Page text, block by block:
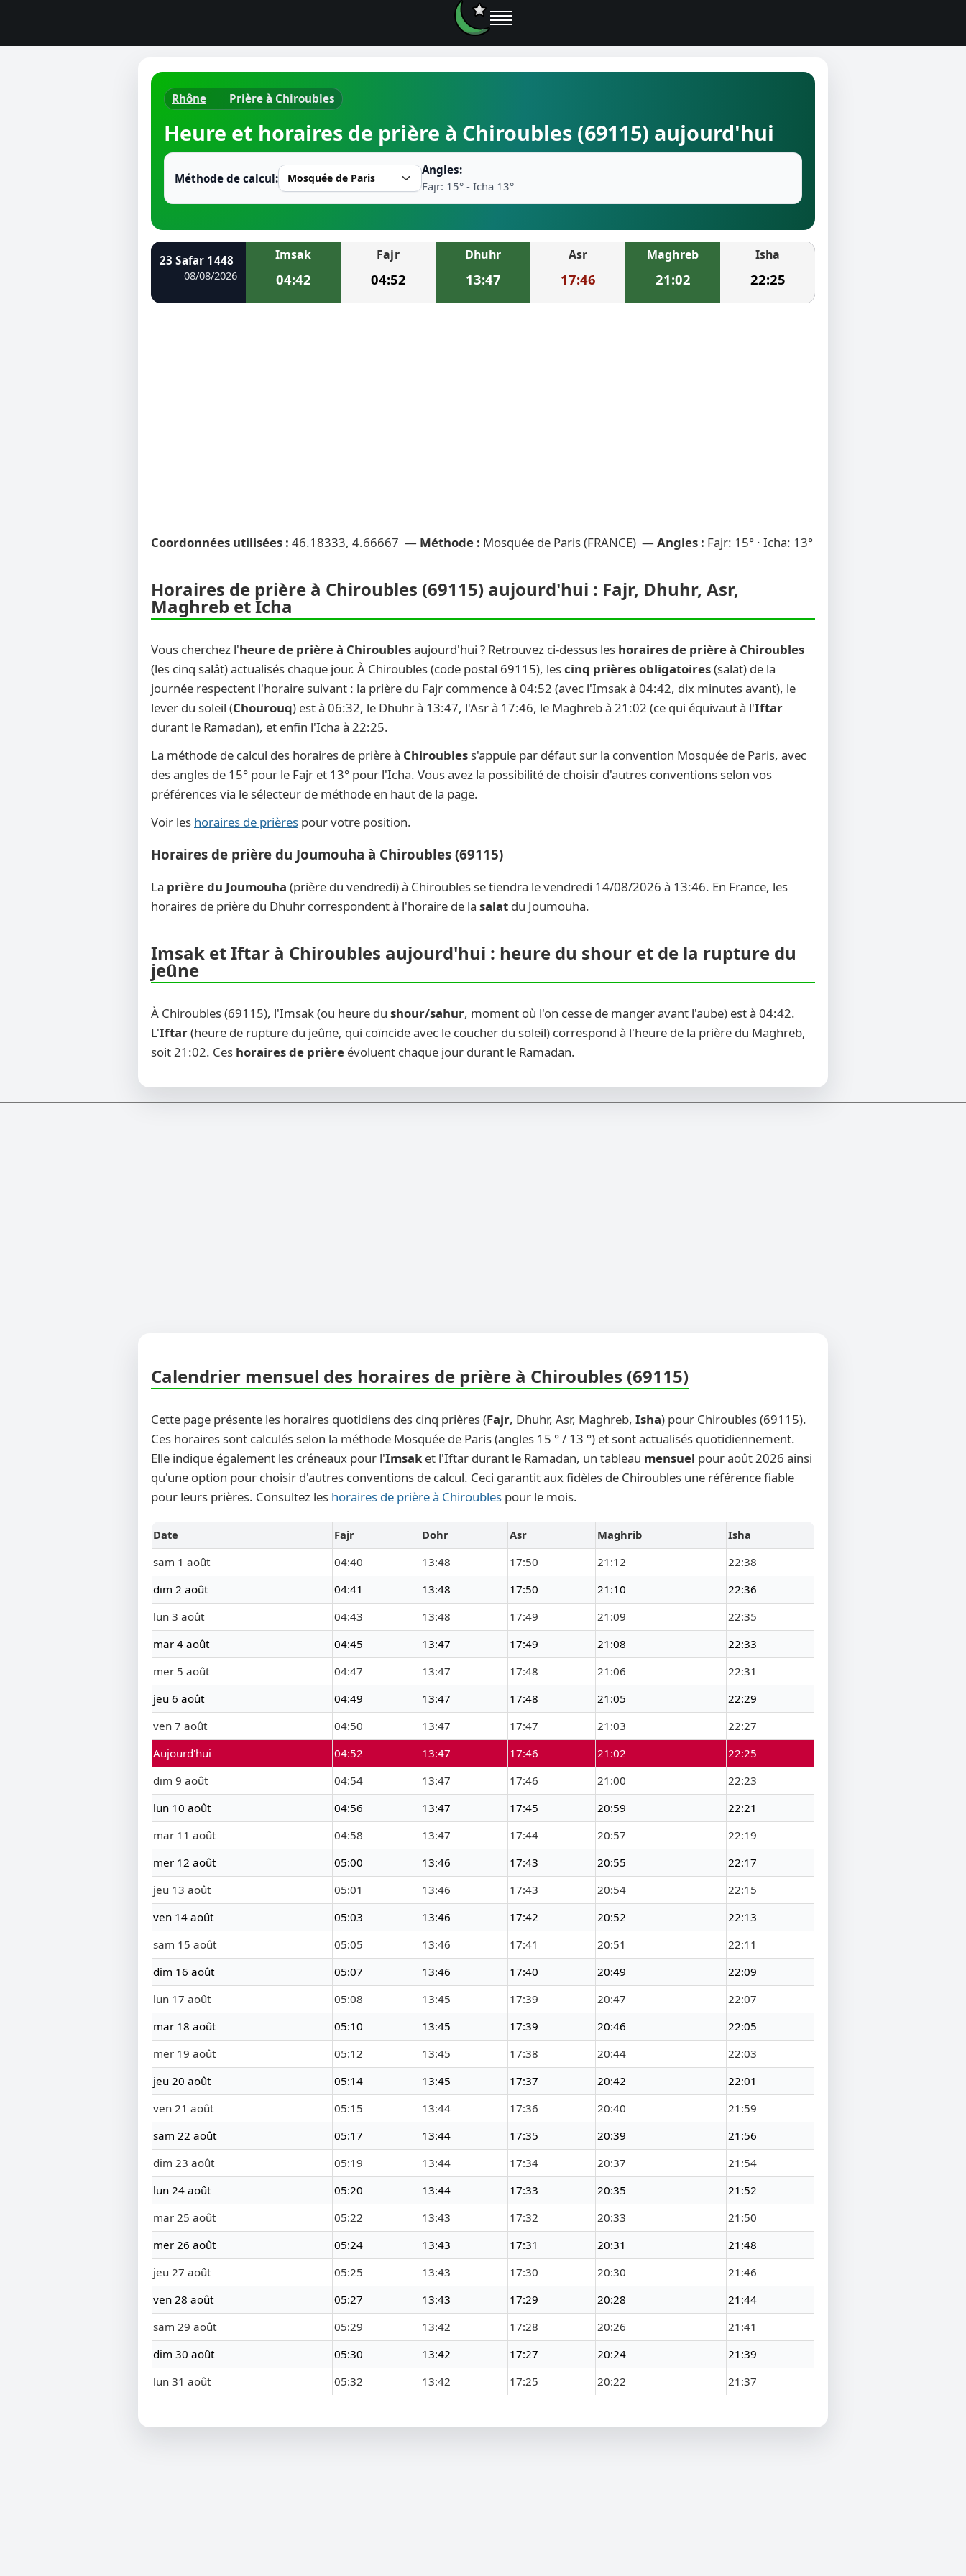
Horaires de prières
Heure de prière près de moi
Ramadan 2026
Calendrier musulman
Rhône Prière à Chiroubles
Heure et horaires de prière à Chiroubles (69115) aujourd'hui
Méthode de calcul:
Angles:
Fajr: 15° - Icha 13°
23 Safar 1448
08/08/2026
Imsak
04:42
Fajr
04:52
Dhuhr
13:47
Asr
17:46
Maghreb
21:02
Isha
22:25
Coordonnées utilisées : 46.18333, 4.66667 — Méthode : Mosquée de Paris (FRANCE) — Angles : Fajr: 15° · Icha: 13°
Horaires de prière à Chiroubles (69115) aujourd'hui : Fajr, Dhuhr, Asr,
Maghreb et Icha
Vous cherchez l'heure de prière à Chiroublesaujourd'hui ? Retrouvez ci-dessus les horaires de prière à Chiroubles
(les cinq salât) actualisés chaque jour. À Chiroubles (code postal 69115), lescinq prières obligatoires(salat) de la
journée respectent l'horaire suivant : la prière du Fajr commence à 04:52 (avec l'Imsak à 04:42, dix minutes avant), le
lever du soleil (Chourouq) est à 06:32, le Dhuhr à 13:47, l'Asr à 17:46, le Maghreb à 21:02 (ce qui équivaut à l'Iftar
durant le Ramadan), et enfin l'Icha à 22:25.
La méthode de calcul des horaires de prière à Chiroubles s'appuie par défaut sur la convention Mosquée de Paris, avec
des angles de 15° pour le Fajr et 13° pour l'Icha. Vous avez la possibilité de choisir d'autres conventions selon vos
préférences via le sélecteur de méthode en haut de la page.
Voir les horaires de prières pour votre position.
Horaires de prière du Joumouha à Chiroubles (69115)
La prière du Joumouha (prière du vendredi) à Chiroubles se tiendra le vendredi 14/08/2026 à 13:46. En France, les
horaires de prière du Dhuhr correspondent à l'horaire de la salat du Joumouha.
Imsak et Iftar à Chiroubles aujourd'hui : heure du shour et de la rupture du
jeûne
À Chiroubles (69115), l'Imsak (ou heure du shour/sahur, moment où l'on cesse de manger avant l'aube) est à 04:42.
L'Iftar(heure de rupture du jeûne, qui coïncide avec le coucher du soleil) correspond à l'heure de la prière du Maghreb,
soit 21:02. Ces horaires de prière évoluent chaque jour durant le Ramadan.
Calendrier mensuel des horaires de prière à Chiroubles (69115)
Cette page présente les horaires quotidiens des cinq prières (Fajr, Dhuhr, Asr, Maghreb, Isha) pour Chiroubles (69115).
Ces horaires sont calculés selon la méthode Mosquée de Paris (angles 15 ° / 13 °) et sont actualisés quotidiennement.
Elle indique également les créneaux pour l'Imsak et l'Iftar durant le Ramadan, un tableau mensuel pour août 2026 ainsi
qu'une option pour choisir d'autres conventions de calcul. Ceci garantit aux fidèles de Chiroubles une référence fiable
pour leurs prières. Consultez les horaires de prière à Chiroubles pour le mois.
Date Fajr Dohr Asr Maghrib
Isha
sam 1 août
04:40 13:48 17:50 21:12
22:38
dim 2 août
04:41 13:48 17:50 21:10
22:36
lun 3 août
04:43 13:48 17:49 21:09
22:35
mar 4 août
04:45 13:47 17:49 21:08
22:33
mer 5 août
04:47 13:47 17:48 21:06
22:31
jeu 6 août
04:49 13:47 17:48 21:05
22:29
ven 7 août
04:50 13:47 17:47 21:03
22:27
Aujourd'hui
04:52 13:47 17:46 21:02
22:25
dim 9 août
04:54 13:47 17:46 21:00
22:23
lun 10 août
04:56 13:47 17:45 20:59
22:21
mar 11 août
04:58 13:47 17:44 20:57
22:19
mer 12 août
05:00 13:46 17:43 20:55
22:17
jeu 13 août
05:01 13:46 17:43 20:54
22:15
ven 14 août
05:03 13:46 17:42 20:52
22:13
sam 15 août
05:05 13:46 17:41 20:51
22:11
dim 16 août
05:07 13:46 17:40 20:49
22:09
lun 17 août
05:08 13:45 17:39 20:47
22:07
mar 18 août
05:10 13:45 17:39 20:46
22:05
mer 19 août
05:12 13:45 17:38 20:44
22:03
jeu 20 août
05:14 13:45 17:37 20:42
22:01
ven 21 août
05:15 13:44 17:36 20:40
21:59
sam 22 août
05:17 13:44 17:35 20:39
21:56
dim 23 août
05:19 13:44 17:34 20:37
21:54
lun 24 août
05:20 13:44 17:33 20:35
21:52
mar 25 août
05:22 13:43 17:32 20:33
21:50
mer 26 août
05:24 13:43 17:31 20:31
21:48
jeu 27 août
05:25 13:43 17:30 20:30
21:46
ven 28 août
05:27 13:43 17:29 20:28
21:44
sam 29 août
05:29 13:42 17:28 20:26
21:41
dim 30 août
05:30 13:42 17:27 20:24
21:39
lun 31 août
05:32 13:42 17:25 20:22 21:37